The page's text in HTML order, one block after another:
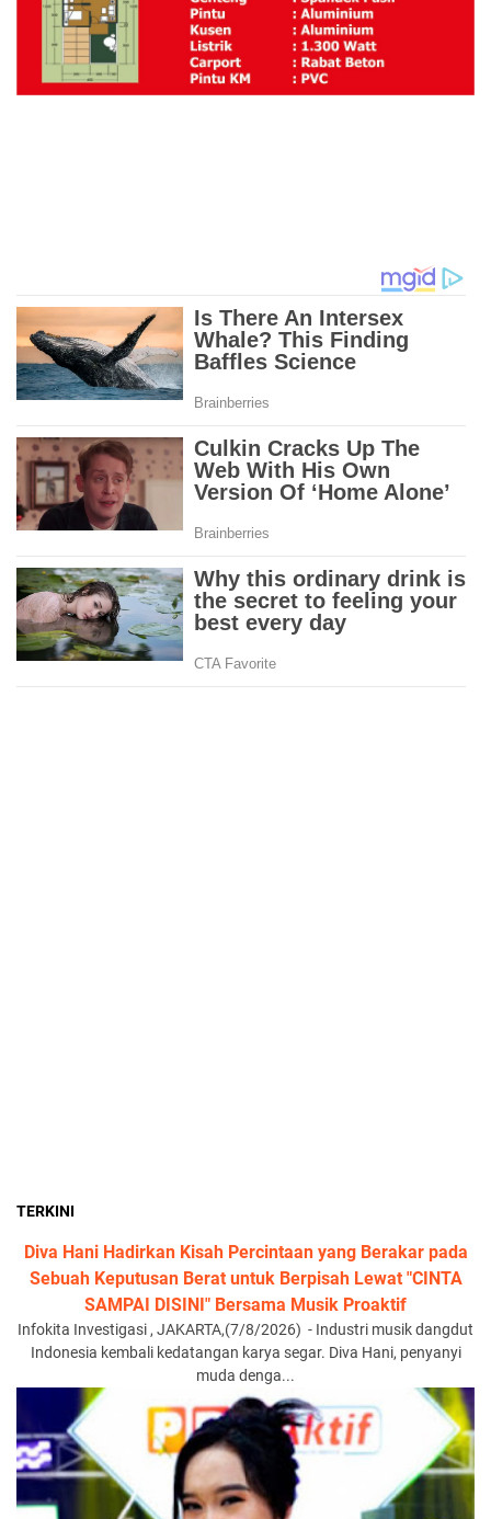
TERKINI
Diva Hani Hadirkan Kisah Percintaan yang Berakar pada
Sebuah Keputusan Berat untuk Berpisah Lewat "CINTA
SAMPAI DISINI" Bersama Musik Proaktif
Infokita Investigasi , JAKARTA,(7/8/2026) - Industri musik dangdut
Indonesia kembali kedatangan karya segar. Diva Hani, penyanyi
muda denga...